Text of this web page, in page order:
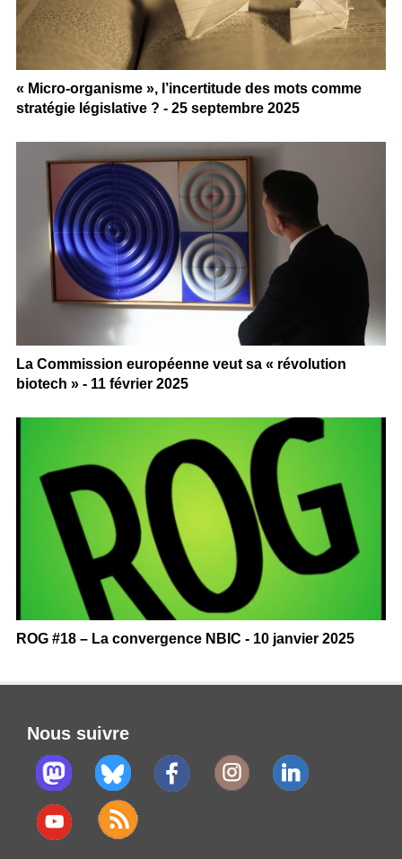
« Micro-organisme », l’incertitude des mots comme
stratégie législative ? - 25 septembre 2025
La Commission européenne veut sa « révolution
biotech » - 11 février 2025
ROG #18 – La convergence NBIC - 10 janvier 2025
Nous suivre